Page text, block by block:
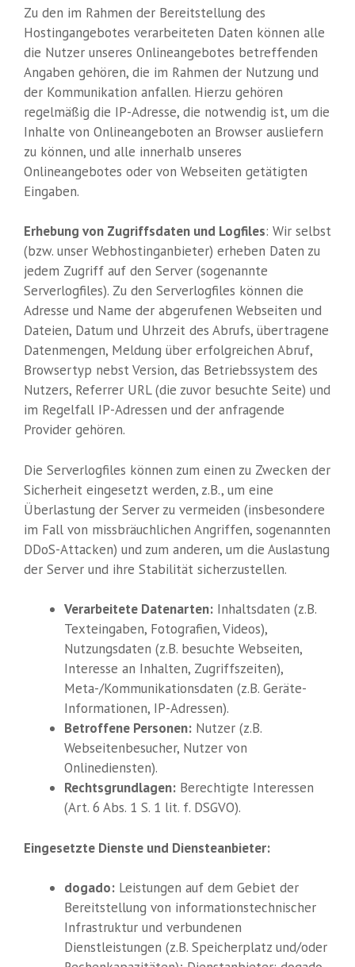
Zu den im Rahmen der Bereitstellung des
Hostingangebotes verarbeiteten Daten können alle
die Nutzer unseres Onlineangebotes betreffenden
Angaben gehören, die im Rahmen der Nutzung und
der Kommunikation anfallen. Hierzu gehören
regelmäßig die IP-Adresse, die notwendig ist, um die
Inhalte von Onlineangeboten an Browser ausliefern
zu können, und alle innerhalb unseres
Onlineangebotes oder von Webseiten getätigten
Eingaben.
Erhebung von Zugriffsdaten und Logfiles: Wir selbst
(bzw. unser Webhostinganbieter) erheben Daten zu
jedem Zugriff auf den Server (sogenannte
Serverlogfiles). Zu den Serverlogfiles können die
Adresse und Name der abgerufenen Webseiten und
Dateien, Datum und Uhrzeit des Abrufs, übertragene
Datenmengen, Meldung über erfolgreichen Abruf,
Browsertyp nebst Version, das Betriebssystem des
Nutzers, Referrer URL (die zuvor besuchte Seite) und
im Regelfall IP-Adressen und der anfragende
Provider gehören.
Die Serverlogfiles können zum einen zu Zwecken der
Sicherheit eingesetzt werden, z.B., um eine
Überlastung der Server zu vermeiden (insbesondere
im Fall von missbräuchlichen Angriffen, sogenannten
DDoS-Attacken) und zum anderen, um die Auslastung
der Server und ihre Stabilität sicherzustellen.
Verarbeitete Datenarten: Inhaltsdaten (z.B.
Texteingaben, Fotografien, Videos),
Nutzungsdaten (z.B. besuchte Webseiten,
Interesse an Inhalten, Zugriffszeiten),
Meta-/Kommunikationsdaten (z.B. Geräte-
Informationen, IP-Adressen).
Betroffene Personen: Nutzer (z.B.
Webseitenbesucher, Nutzer von
Onlinediensten).
Rechtsgrundlagen: Berechtigte Interessen
(Art. 6 Abs. 1 S. 1 lit. f. DSGVO).
Eingesetzte Dienste und Diensteanbieter:
dogado: Leistungen auf dem Gebiet der
Bereitstellung von informationstechnischer
Infrastruktur und verbundenen
Dienstleistungen (z.B. Speicherplatz und/oder